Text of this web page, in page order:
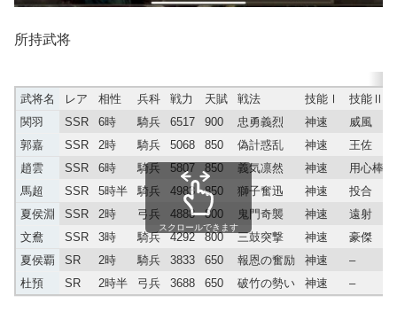
所持武将
武将名 レア 相性 兵科 戦力 天賦 戦法 技能Ⅰ 技能Ⅱ
関羽
SSR 6時 騎兵 6517 900 忠勇義烈 神速 威風
郭嘉
SSR 2時 騎兵 5068 850 偽計惑乱 神速 王佐
趙雲
SSR 6時 騎兵 5807 850 義気凛然 神速 用心棒
馬超
SSR 5時半 騎兵 4983 850 獅子奮迅 神速 投合
夏侯淵
SSR 2時 弓兵 4888 800 鬼門奇襲 神速 遠射
文鴦
SSR 3時 騎兵 4292 800 三鼓突撃 神速 豪傑
夏侯覇
SR 2時 騎兵 3833 650 報恩の奮励 神速 –
杜預
SR 2時半 弓兵 3688 650 破竹の勢い 神速 –
スクロールできます